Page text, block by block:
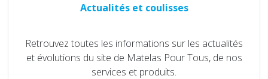
Actualités et coulisses
Retrouvez toutes les informations sur les actualités
et évolutions du site de Matelas Pour Tous, de nos
services et produits.